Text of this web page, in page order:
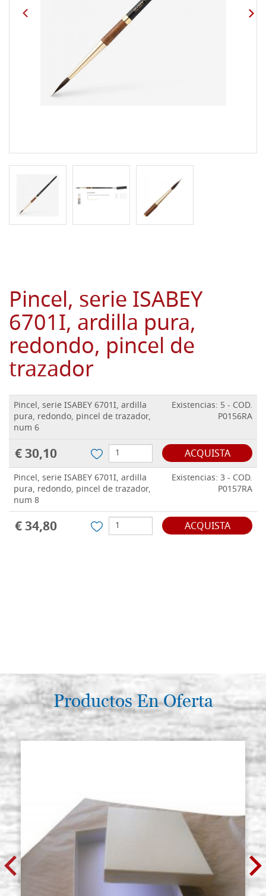
Pincel, serie ISABEY
6701I, ardilla pura,
redondo, pincel de
trazador
Pincel, serie ISABEY 6701I, ardilla
pura, redondo, pincel de trazador,
num 6
Existencias: 5 - COD.
P0156RA
€ 30,10 ACQUISTA
Pincel, serie ISABEY 6701I, ardilla
pura, redondo, pincel de trazador,
num 8
Existencias: 3 - COD.
P0157RA
€ 34,80 ACQUISTA
Productos En Oferta